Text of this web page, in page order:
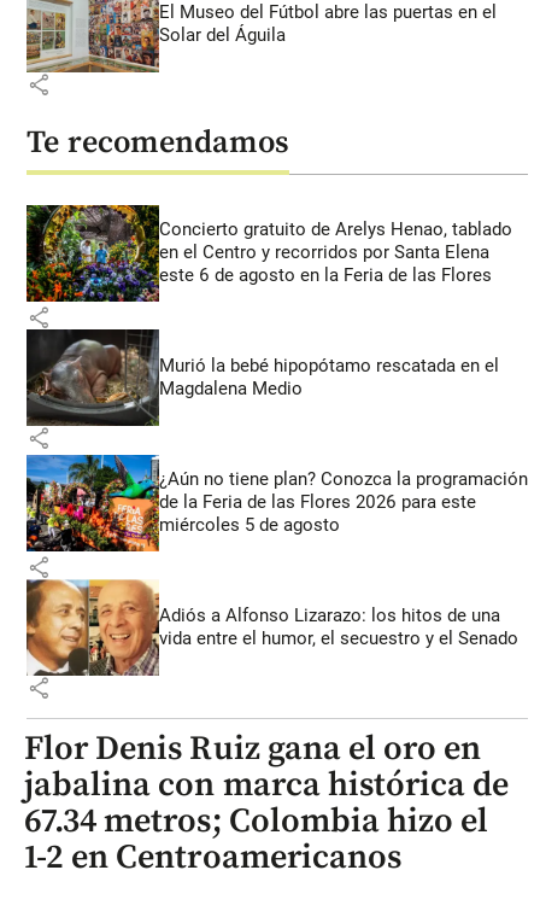
El Museo del Fútbol abre las puertas en el
Solar del Águila
share
Te recomendamos
Concierto gratuito de Arelys Henao, tablado
en el Centro y recorridos por Santa Elena
este 6 de agosto en la Feria de las Flores
share
Murió la bebé hipopótamo rescatada en el
Magdalena Medio
share
¿Aún no tiene plan? Conozca la programación
de la Feria de las Flores 2026 para este
miércoles 5 de agosto
share
Adiós a Alfonso Lizarazo: los hitos de una
vida entre el humor, el secuestro y el Senado
share
Flor Denis Ruiz gana el oro en
jabalina con marca histórica de
67.34 metros; Colombia hizo el
1-2 en Centroamericanos